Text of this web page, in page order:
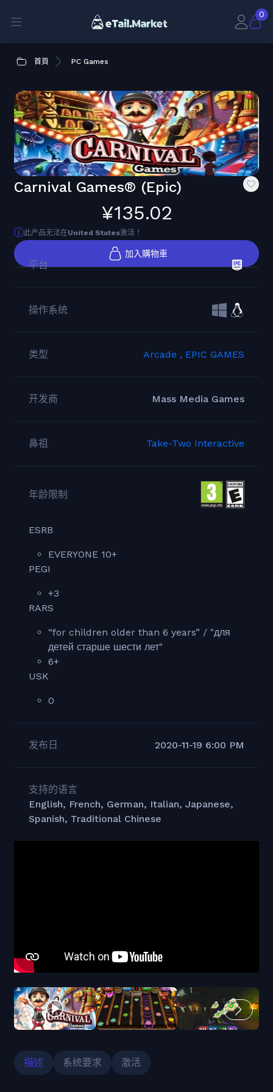
0
首頁 PC Games
Carnival Games® (Epic)
¥135.02
此产品无法在United States激活！
加入購物車
平台
操作系统
类型 Arcade , EPIC GAMES
开发商 Mass Media Games
鼻祖 Take-Two Interactive
年龄限制
ESRB
EVERYONE 10+
PEGI
+3
RARS
“for children older than 6 years” / "для
детей старше шести лет"
6+
USK
0
发布日 2020-11-19 6:00 PM
支持的语言
English, French, German, Italian, Japanese,
Spanish, Traditional Chinese
描述 系统要求 激活